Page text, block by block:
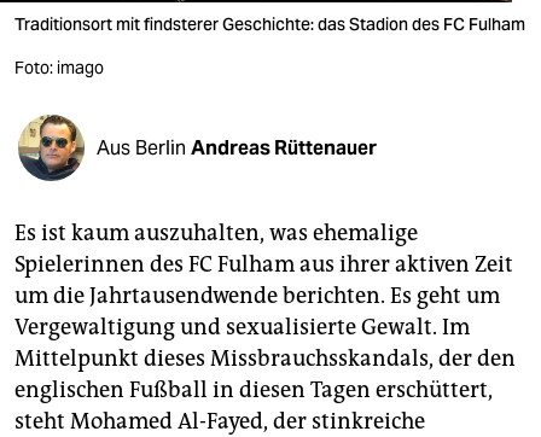
shop
fragen & hilfe
unterstützen
abo
epaper login
Traditionsort mit findsterer Geschichte: das Stadion des FC Fulham
Foto: imago
Aus Berlin Andreas Rüttenauer
Es ist kaum auszuhalten, was ehemalige
Spielerinnen des FC Fulham aus ihrer aktiven Zeit
um die Jahrtausendwende berichten. Es geht um
Vergewaltigung und sexualisierte Gewalt. Im
Mittelpunkt dieses Missbrauchsskandals, der den
englischen Fußball in diesen Tagen erschüttert,
steht Mohamed Al-Fayed, der stinkreiche